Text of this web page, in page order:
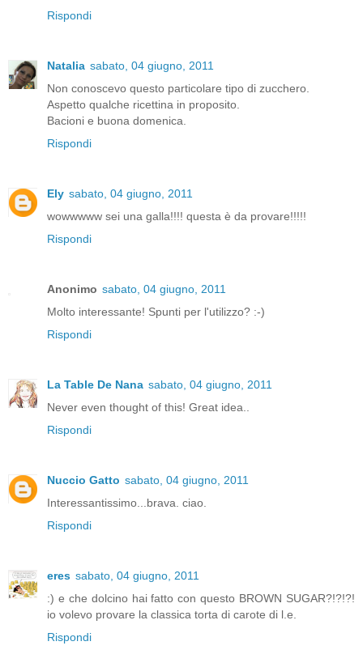
Rispondi
Natalia sabato, 04 giugno, 2011
Non conoscevo questo particolare tipo di zucchero.
Aspetto qualche ricettina in proposito.
Bacioni e buona domenica.
Rispondi
Ely sabato, 04 giugno, 2011
wowwwww sei una galla!!!! questa è da provare!!!!!
Rispondi
Anonimo sabato, 04 giugno, 2011
Molto interessante! Spunti per l'utilizzo? :-)
Rispondi
La Table De Nana sabato, 04 giugno, 2011
Never even thought of this! Great idea..
Rispondi
Nuccio Gatto sabato, 04 giugno, 2011
Interessantissimo...brava. ciao.
Rispondi
eres sabato, 04 giugno, 2011
:) e che dolcino hai fatto con questo BROWN SUGAR?!?!?!
io volevo provare la classica torta di carote di l.e.
Rispondi